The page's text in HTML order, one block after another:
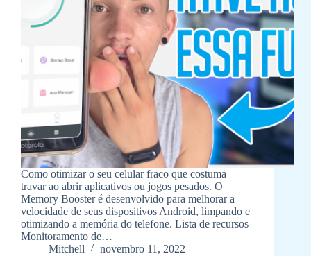
Como otimizar o seu celular fraco que costuma
travar ao abrir aplicativos ou jogos pesados. O
Memory Booster é desenvolvido para melhorar a
velocidade de seus dispositivos Android, limpando e
otimizando a memória do telefone. Lista de recursos
Monitoramento de…
Mitchell
novembro 11, 2022